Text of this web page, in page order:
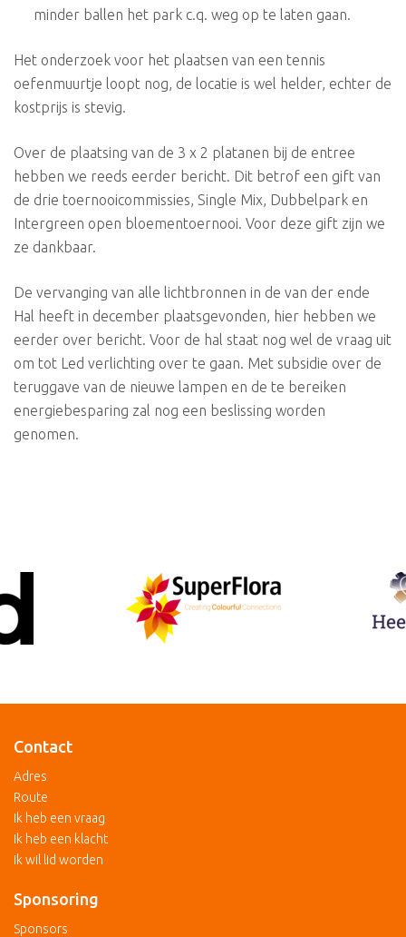
minder ballen het park c.q. weg op te laten gaan.
Het onderzoek voor het plaatsen van een tennis
oefenmuurtje loopt nog, de locatie is wel helder, echter de
kostprijs is stevig.
Over de plaatsing van de 3 x 2 platanen bij de entree
hebben we reeds eerder bericht. Dit betrof een gift van
de drie toernooicommissies, Single Mix, Dubbelpark en
Intergreen open bloementoernooi. Voor deze gift zijn we
ze dankbaar.
De vervanging van alle lichtbronnen in de van der ende
Hal heeft in december plaatsgevonden, hier hebben we
eerder over bericht. Voor de hal staat nog wel de vraag uit
om tot Led verlichting over te gaan. Met subsidie over de
teruggave van de nieuwe lampen en de te bereiken
energiebesparing zal nog een beslissing worden
genomen.
Contact
Adres
Route
Ik heb een vraag
Ik heb een klacht
Ik wil lid worden
Sponsoring
Sponsors